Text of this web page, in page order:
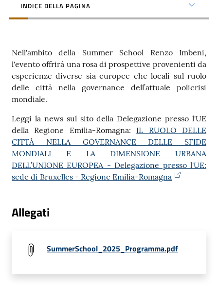
Seguici
su
INDICE DELLA PAGINA
Nell'ambito della Summer School Renzo Imbeni,
l'evento offrirà una rosa di prospettive provenienti da
esperienze diverse sia europee che locali sul ruolo
delle città nella governance dell’attuale policrisi
mondiale.
Leggi la news sul sito della Delegazione presso l'UE
della Regione Emilia-Romagna: IL RUOLO DELLE
CITTÀ NELLA GOVERNANCE DELLE SFIDE
MONDIALI E LA DIMENSIONE URBANA
DELL’UNIONE EUROPEA - Delegazione presso l'UE:
sede di Bruxelles - Regione Emilia-Romagna
Allegati
SummerSchool_2025_Programma.pdf